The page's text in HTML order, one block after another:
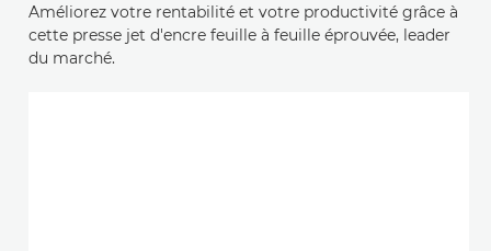
Améliorez votre rentabilité et votre productivité grâce à
cette presse jet d'encre feuille à feuille éprouvée, leader
du marché.